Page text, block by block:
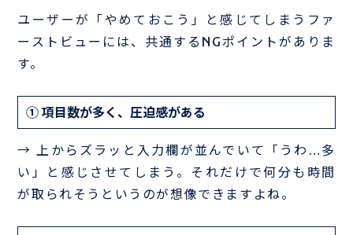
ユーザーが「やめておこう」と感じてしまうファ
ーストビューには、共通するNGポイントがありま
す。
① 項目数が多く、圧迫感がある
→ 上からズラッと入力欄が並んでいて「うわ…多
い」と感じさせてしまう。それだけで何分も時間
が取られそうというのが想像できますよね。